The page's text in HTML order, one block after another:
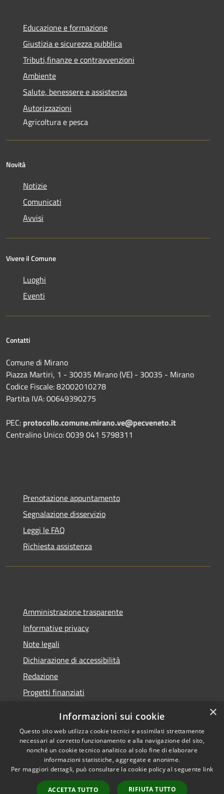
Educazione e formazione
Giustizia e sicurezza pubblica
Tributi,finanze e contravvenzioni
Ambiente
Salute, benessere e assistenza
Autorizzazioni
Agricoltura e pesca
Novità
Notizie
Comunicati
Avvisi
Vivere il Comune
Luoghi
Eventi
Contatti
Comune di Mirano
Piazza Martiri, 1 - 30035 Mirano (VE) - 30035 - Mirano
Codice Fiscale: 82002010278
Partita IVA: 00649390275
PEC: protocollo.comune.mirano.ve@pecveneto.it
Centralino Unico: 0039 041 5798311
Prenotazione appuntamento
Segnalazione disservizio
Leggi le FAQ
Richiesta assistenza
Amministrazione trasparente
Informative privacy
Note legali
Dichiarazione di accessibilità
Redazione
Progetti finanziati
RSS
Accessibilità
Privacy
Mappa del sito
Dichiarazione di
accessibilità• Copyright ©
2021 • Comune di Mirano
• Powered by
Municipium• Accesso
×
Informazioni sui cookie
Questo sito web utilizza cookie tecnici e assimilati strettamente
necessari al corretto funzionamento e alla navigazione del sito,
nonché un cookie tecnico analitico al solo fine di elaborare
informazioni statistiche, aggregate e anonime.
Per maggiori dettagli, può consultare la cookie policy al seguente link
ACCETTA TUTTO RIFIUTA TUTTO